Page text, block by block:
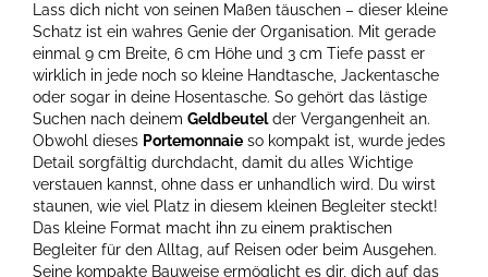
Lass dich nicht von seinen Maßen täuschen – dieser kleine
Schatz ist ein wahres Genie der Organisation. Mit gerade
einmal 9 cm Breite, 6 cm Höhe und 3 cm Tiefe passt er
wirklich in jede noch so kleine Handtasche, Jackentasche
oder sogar in deine Hosentasche. So gehört das lästige
Suchen nach deinem Geldbeutelder Vergangenheit an.
Obwohl dieses Portemonnaie so kompakt ist, wurde jedes
Detail sorgfältig durchdacht, damit du alles Wichtige
verstauen kannst, ohne dass er unhandlich wird. Du wirst
staunen, wie viel Platz in diesem kleinen Begleiter steckt!
Das kleine Format macht ihn zu einem praktischen
Begleiter für den Alltag, auf Reisen oder beim Ausgehen.
Seine kompakte Bauweise ermöglicht es dir, dich auf das